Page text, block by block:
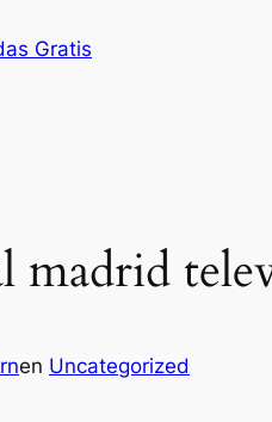
Gratis
madrid
en Uncategorized